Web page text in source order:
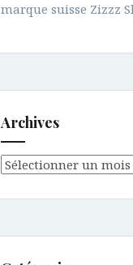
marque suisse Zizzz
Archives
Archives